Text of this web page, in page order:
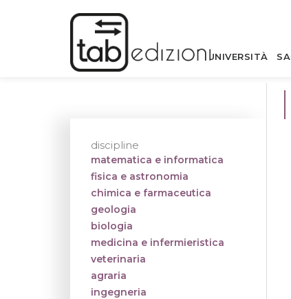
UNIVERSITÀ
discipline
matematica e informatica
fisica e astronomia
chimica e farmaceutica
geologia
biologia
medicina e infermieristica
veterinaria
agraria
ingegneria